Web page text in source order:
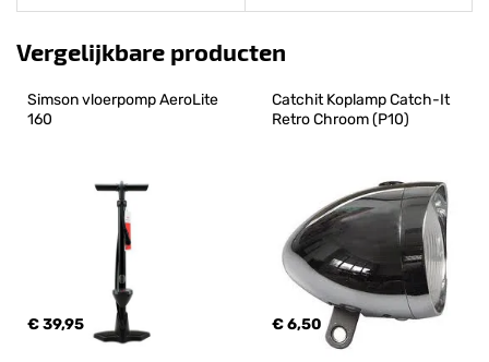
Vergelijkbare producten
Simson vloerpomp AeroLite
160
€ 39,95
Catchit Koplamp Catch-It
Retro Chroom (P10)
€ 6,50